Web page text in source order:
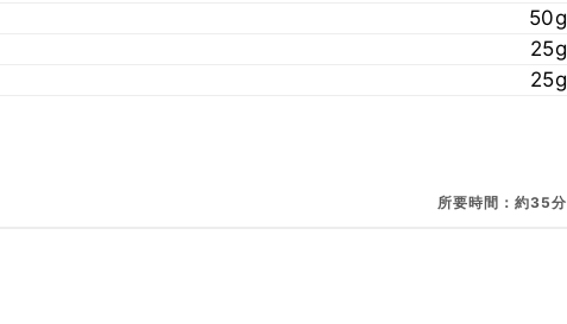
50g
25g
25g
所要時間：約35分